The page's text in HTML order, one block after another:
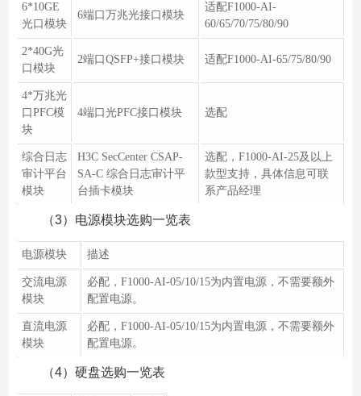
6*10GE
光口模块
6端口万兆光接口模块
适配F1000-AI-
60/65/70/75/80/90
2*40G光
口模块
2端口QSFP+接口模块 适配F1000-AI-65/75/80/90
4*万兆光
口PFC模
块
4端口光PFC接口模块 选配
综合日志
审计平台
模块
H3C SecCenter CSAP-
SA-C 综合日志审计平
台插卡模块
选配，F1000-AI-25及以上
款型支持，具体信息可联
系产品经理
（3）电源模块选购一览表
电源模块 描述
交流电源
模块
必配，F1000-AI-05/10/15为内置电源，不需要额外
配置电源。
直流电源
模块
必配，F1000-AI-05/10/15为内置电源，不需要额外
配置电源。
（4）硬盘选购一览表